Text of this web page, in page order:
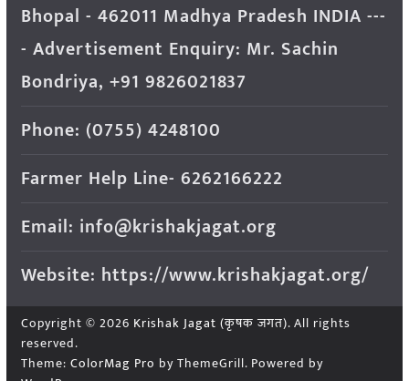
Bhopal - 462011 Madhya Pradesh INDIA ---
- Advertisement Enquiry: Mr. Sachin
Bondriya, +91 9826021837
Phone: (0755) 4248100
Farmer Help Line- 6262166222
Email: info@krishakjagat.org
Website: https://www.krishakjagat.org/
Copyright © 2026 Krishak Jagat (कृषक जगत). All rights
reserved.
Theme: ColorMag Pro by ThemeGrill. Powered by